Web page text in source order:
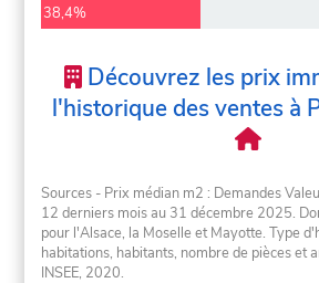
38,4%
Découvrez les prix
l'historique des ventes à
Sources - Prix médian m2 : Demandes
12 derniers mois au 31 décembre 2025.
pour l'Alsace, la Moselle et Mayotte. Type
habitations, habitants, nombre de pièces et
INSEE, 2020.